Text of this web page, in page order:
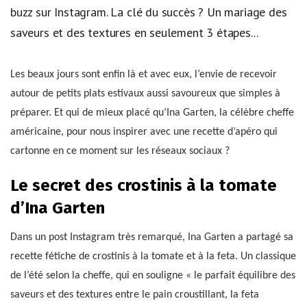
buzz sur Instagram. La clé du succès ? Un mariage des
saveurs et des textures en seulement 3 étapes...
Les beaux jours sont enfin là et avec eux, l’envie de recevoir
autour de petits plats estivaux aussi savoureux que simples à
préparer. Et qui de mieux placé qu’Ina Garten, la célèbre cheffe
américaine, pour nous inspirer avec une recette d’apéro qui
cartonne en ce moment sur les réseaux sociaux ?
Le secret des crostinis à la tomate
d’Ina Garten
Dans un post Instagram très remarqué, Ina Garten a partagé sa
recette fétiche de crostinis à la tomate et à la feta. Un classique
de l’été selon la cheffe, qui en souligne « le parfait équilibre des
saveurs et des textures entre le pain croustillant, la feta